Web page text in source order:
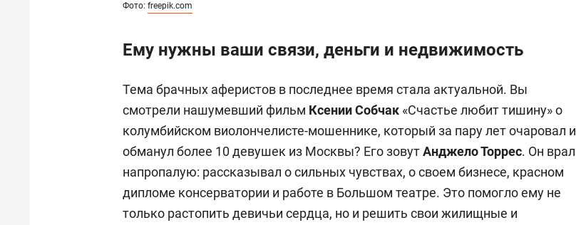
Фото: freepik.com
Ему нужны ваши связи, деньги и недвижимость
Тема брачных аферистов в последнее время стала актуальной. Вы
смотрели нашумевший фильм Ксении Собчак «Счастье любит тишину» о
колумбийском виолончелисте-мошеннике, который за пару лет очаровал и
обманул более 10 девушек из Москвы? Его зовутАнджело Торрес. Он врал
напропалую: рассказывал о сильных чувствах, о своем бизнесе, красном
дипломе консерватории и работе в Большом театре. Это помогло ему не
только растопить девичьи сердца, но и решить свои жилищные и